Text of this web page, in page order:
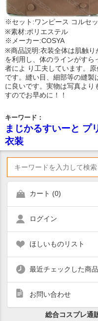
※セット:ワンピース コルセ
※素材:ポリエステル
※メーカー:COSYA
※商品説明:衣装全体は肌触り
を利用し、体のラインがす
者によ り工夫しています。
です。縫い目、細部等の縫製
に良いです。実物は写真よ
すのでお早めに！！
キーワード：
まじかるすいーと プ
衣装
カート (0)
ログイン
ほしいものリスト
最近チェックした商品
お問い合わせ
総合コスプレ通